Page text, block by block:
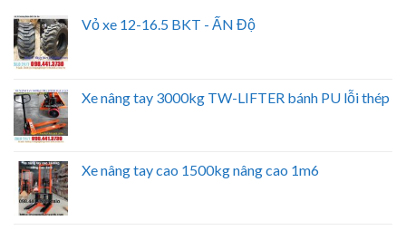
Vỏ xe 12-16.5 BKT - ẤN Độ
Xe nâng tay 3000kg TW-LIFTER bánh PU lỗi thép
Xe nâng tay cao 1500kg nâng cao 1m6